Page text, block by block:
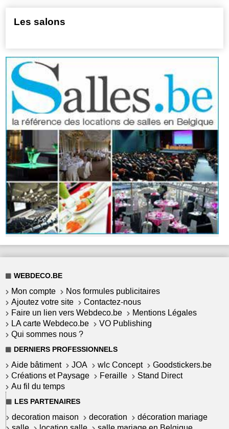
Les salons
WEBDECO.BE
Mon compte
Nos formules publicitaires
Ajoutez votre site
Contactez-nous
Faire un lien vers Webdeco.be
Mentions Légales
LA carte Webdeco.be
VO Publishing
Qui sommes nous ?
DERNIERS PROFESSIONNELS
Aide bâtiment JOA wlc Concept
Goodstickers.be
Créations et Paysage
Feraille
Stand Direct
Au fil du temps
LES PARTENAIRES
decoration maison decoration
décoration mariage